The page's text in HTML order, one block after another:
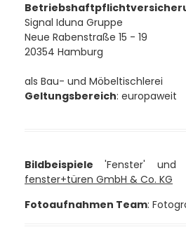
Signal Iduna Gruppe
Neue Rabenstraße 15 - 19
20354 Hamburg
als Bau- und Möbeltischlerei
Geltungsbereich: europaweit
Bildbeispiele 'Fenster' und
fenster+türen GmbH & Co. KG
Fotoaufnahmen Team: